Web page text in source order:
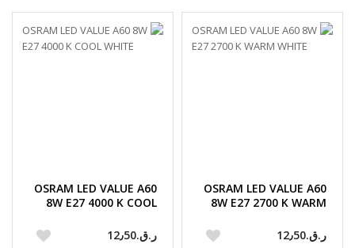
OSRAM LED VALUE A60
8W E27 2700 K WARM
ر.ق.‏12٫50
OSRAM LED VALUE A60
8W E27 4000 K COOL
ر.ق.‏12٫50